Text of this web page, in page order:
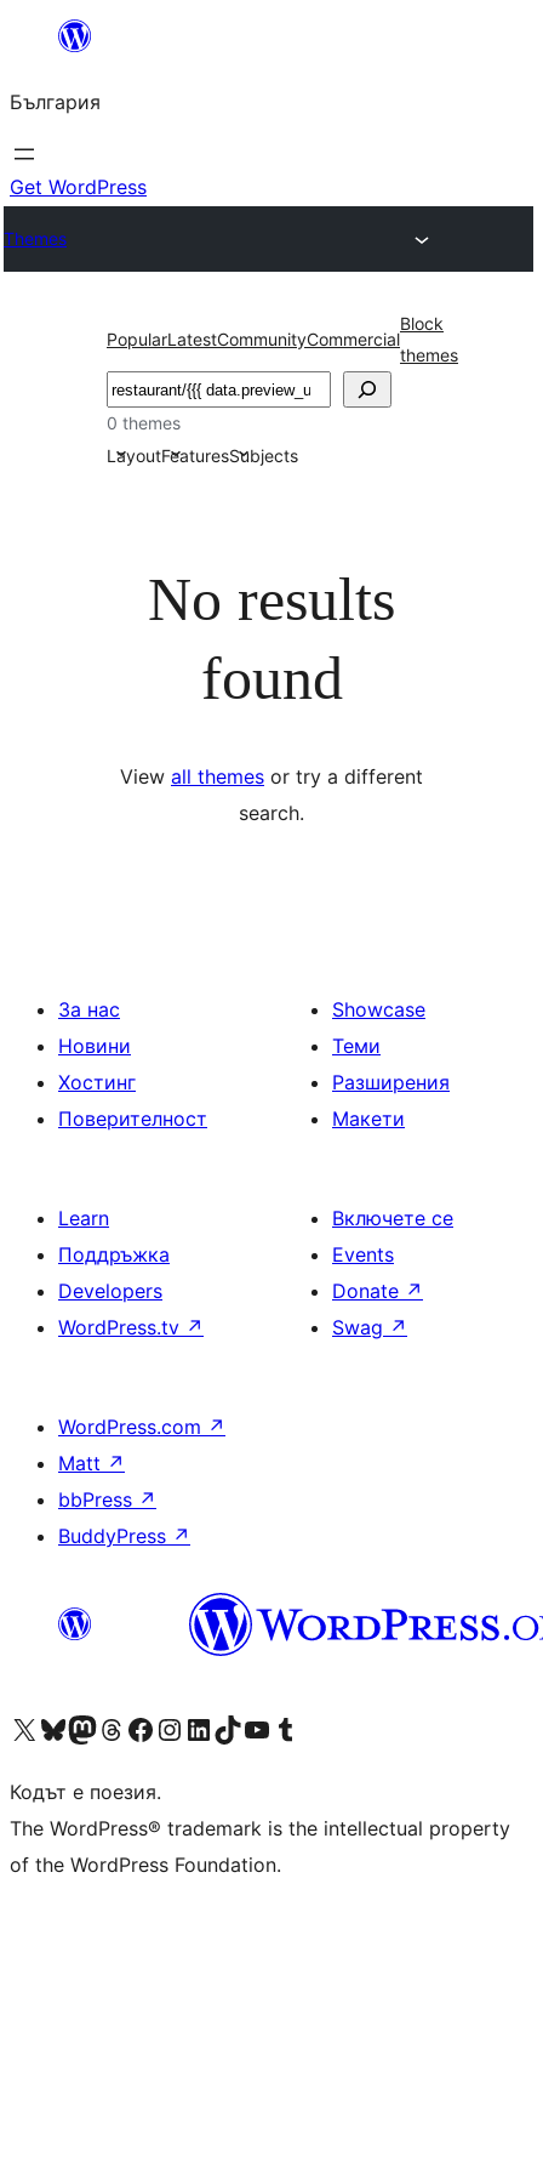
България
Get WordPress
Themes
PopularLatestCommunityCommercial
Block
themes
Търсене
0 themes
LayoutFeaturesSubjects
No results
found
View all themes or try a different
search.
За нас
Новини
Хостинг
Поверителност
Showcase
Теми
Разширения
Макети
Learn
Поддръжка
Developers
WordPress.tv ↗
Включете се
Events
Donate ↗
Swag ↗
WordPress.com ↗
Matt ↗
bbPress ↗
BuddyPress ↗
Visit our X (formerly Twitter) account
Visit our Bluesky account
Visit our Mastodon account
Visit our Threads account
Посетете нашата страница във Facebook
Посетете нашия профил в Instagram
Посетете нашия профил в LinkedIn
Visit our TikTok account
Visit our YouTube channel
Visit our Tumblr account
Кодът е поезия.
The WordPress® trademark is the intellectual property
of the WordPress Foundation.